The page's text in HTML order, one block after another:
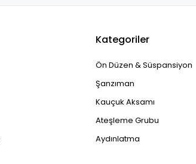
Kategoriler
Ön Düzen & Süspansiyon
Şanzıman
Kauçuk Aksamı
Ateşleme Grubu
Aydınlatma